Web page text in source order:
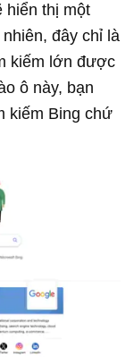
hiển thị một
đây chỉ là
kiếm lớn được
ô này, bạn
kiếm Bing chứ